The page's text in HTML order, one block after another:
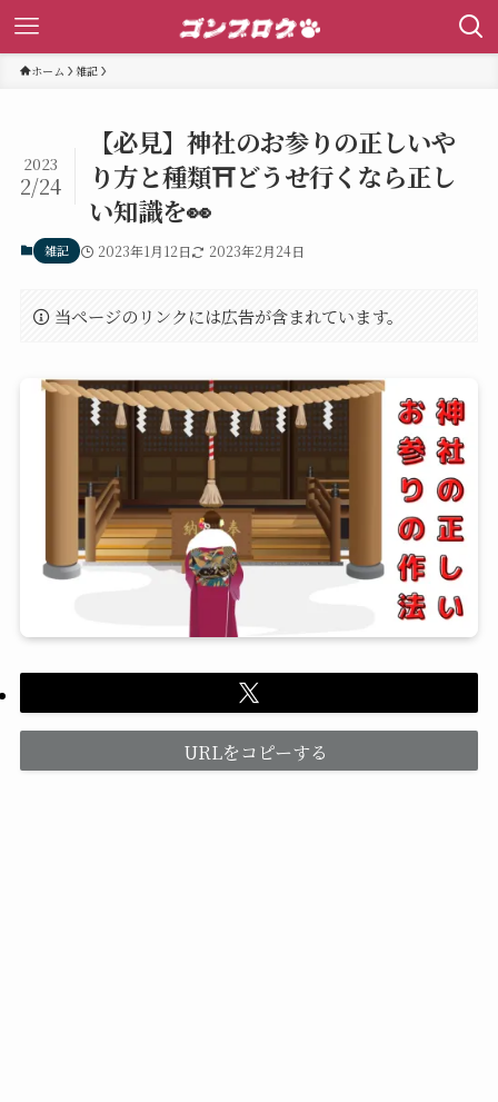
ホーム 雑記
【必見】神社のお参りの正しいや
り方と種類⛩️どうせ行くなら正し
い知識を👀
2023
2/24
雑記 2023年1月12日 2023年2月24日
当ページのリンクには広告が含まれています。
URLをコピーする